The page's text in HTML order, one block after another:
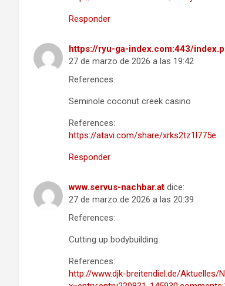
Responder
https://ryu-ga-index.com:443/
27 de marzo de 2026 a las 19:42
References:
Seminole coconut creek casino
References:
https://atavi.com/share/xrks2tz1l775e
Responder
www.servus-nachbar.at dice:
27 de marzo de 2026 a las 20:39
References:
Cutting up bodybuilding
References:
http://www.djk-breitendiel.de/Aktuelles/